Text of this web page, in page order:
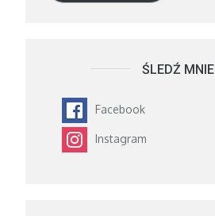
ŚLEDŹ MNIE
Facebook
Instagram